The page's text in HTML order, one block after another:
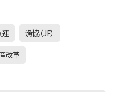
漁協（JF）
改革